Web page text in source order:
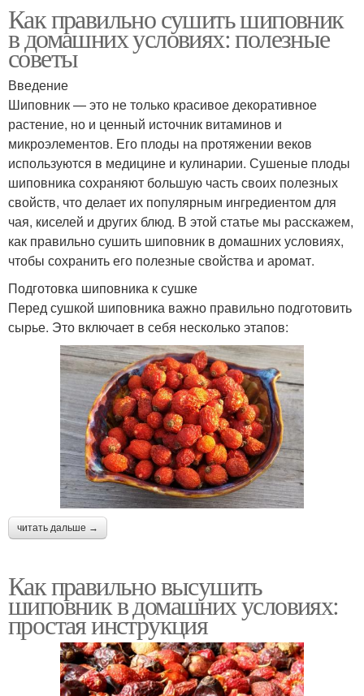
Как правильно сушить шиповник
в домашних условиях: полезные
советы
Введение
Шиповник — это не только красивое декоративное
растение, но и ценный источник витаминов и
микроэлементов. Его плоды на протяжении веков
используются в медицине и кулинарии. Сушеные плоды
шиповника сохраняют большую часть своих полезных
свойств, что делает их популярным ингредиентом для
чая, киселей и других блюд. В этой статье мы расскажем,
как правильно сушить шиповник в домашних условиях,
чтобы сохранить его полезные свойства и аромат.
Подготовка шиповника к сушке
Перед сушкой шиповника важно правильно подготовить
сырье. Это включает в себя несколько этапов:
читать дальше →
Как правильно высушить
шиповник в домашних условиях:
простая инструкция